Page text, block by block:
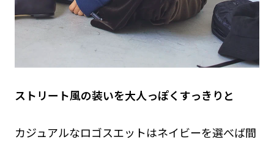
ストリート風の装いを大人っぽくすっきりと
カジュアルなロゴスエットはネイビーを選べば間